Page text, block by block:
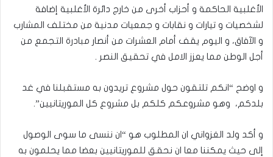
الأغلبية الحاكمة و أحزاب أخرى من خارج دائرة الأغلبية إضافة
لشخصيات و تيارات و نقابات و جمعيات مدنية من مختلف المشارب
و الآفاق، و اليوم يقف أمام العشرات من أنصار مبادرة التجمع من
أجل الوطن مما يعزز الامل في تحقيق النصر .
و اوضح “انكم تلتقون حول مشروع تريدون به مستقبلنا في غد
بلدكم، وهو مشروعكم كلكم بل مشروع كل الموريتانيين”.
و أكد ولد الغزواني ان المطلوب هو “ان ننسى ما سوى الوصول
إلى حيث يمكننا معا ان نحقق للموريتانيين بعضا مما يحلمون به